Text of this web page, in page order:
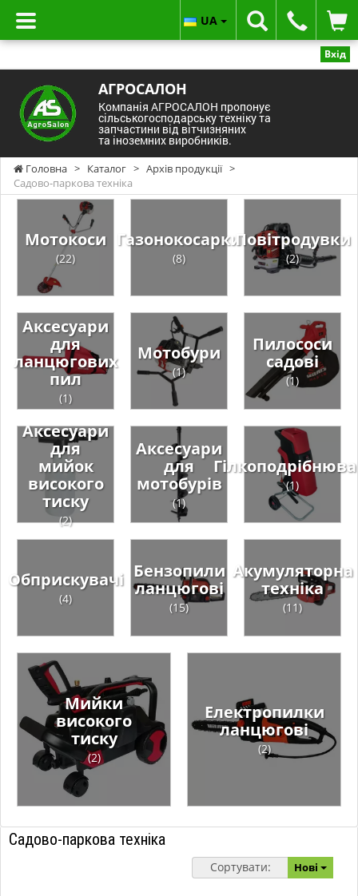
Вхід
АГРОСАЛОН
Компанія АГРОСАЛОН пропонує
сільськогосподарську техніку та
запчастини від вітчизняних
та іноземних виробників.
UA
Головна > Каталог > Архів продукції >
Садово-паркова техніка
Мотокоси
(22)
Газонокосарки
(8)
Повітродувки
(2)
Аксесуари
для
ланцюгових
пил
(1)
Мотобури
(1)
Пилососи
садові
(1)
Аксесуари
для
мийок
високого
тиску
(2)
Аксесуари
для
мотобурів
(1)
(1)
Обприскувачі
(4)
Бензопили
ланцюгові
(15)
Акумуляторна
техніка
(11)
Мийки
високого
тиску
(2)
Електропилки
ланцюгові
(2)
Садово-паркова техніка
Сортувати: Нові